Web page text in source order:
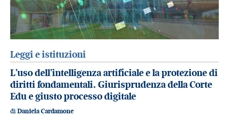
Leggi e istituzioni
L’uso dell’intelligenza artificiale e la protezione di
diritti fondamentali. Giurisprudenza della Corte
Edu e giusto processo digitale
di Daniela Cardamone